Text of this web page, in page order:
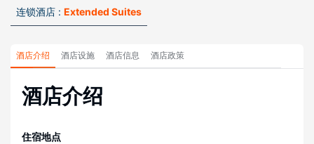
连锁酒店 : Extended Suites
酒店介绍 酒店设施 酒店信息 酒店政策
酒店介绍
住宿地点